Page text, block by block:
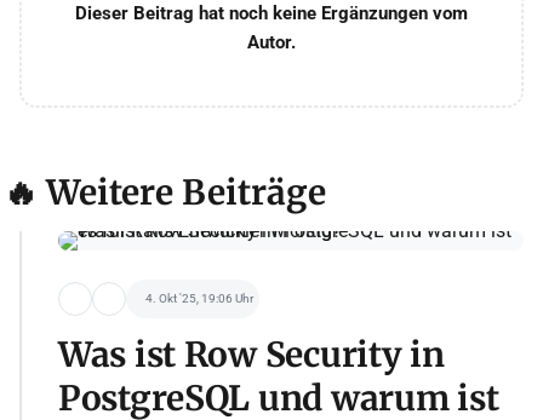
Dieser Beitrag hat noch keine Ergänzungen vom
Autor.
🔥 Weitere Beiträge
4. Okt '25, 19:06 Uhr
Was ist Row Security in
PostgreSQL und warum ist